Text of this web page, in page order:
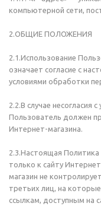
компьютерной сети,
2.ОБЩИЕ ПОЛОЖЕНИЯ
2.1.Использование
означает согласие с
условиями обработки
2.2.В случае несогласия
Пользователь должен
Интернет-магазина.
2.3.Настоящая
только к сайту
магазин не
третьих лиц, на
ссылкам, доступным на